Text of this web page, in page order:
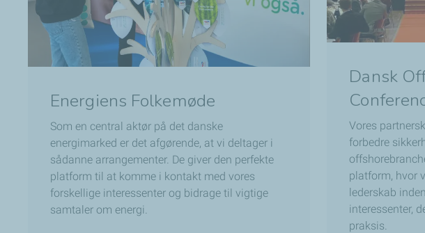
Energiens Folkemøde
Som en central aktør på det danske
energimarked er det afgørende, at vi deltager i
sådanne arrangementer. De giver den perfekte
platform til at komme i kontakt med vores
forskellige interessenter og bidrage til vigtige
samtaler om energi.
Dansk
Vores
forbedre
platform, hvor
lederskab
interessenter,
praksis.